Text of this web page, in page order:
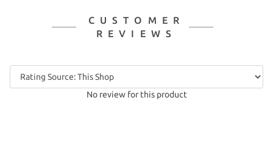
CUSTOMER
REVIEWS
No review for this product